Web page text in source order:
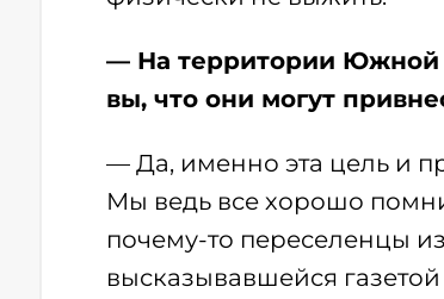
— На территории Южной
вы, что они могут
— Да, именно эта цель и
Мы ведь все хорошо
почему-то переселенцы
высказывавшейся